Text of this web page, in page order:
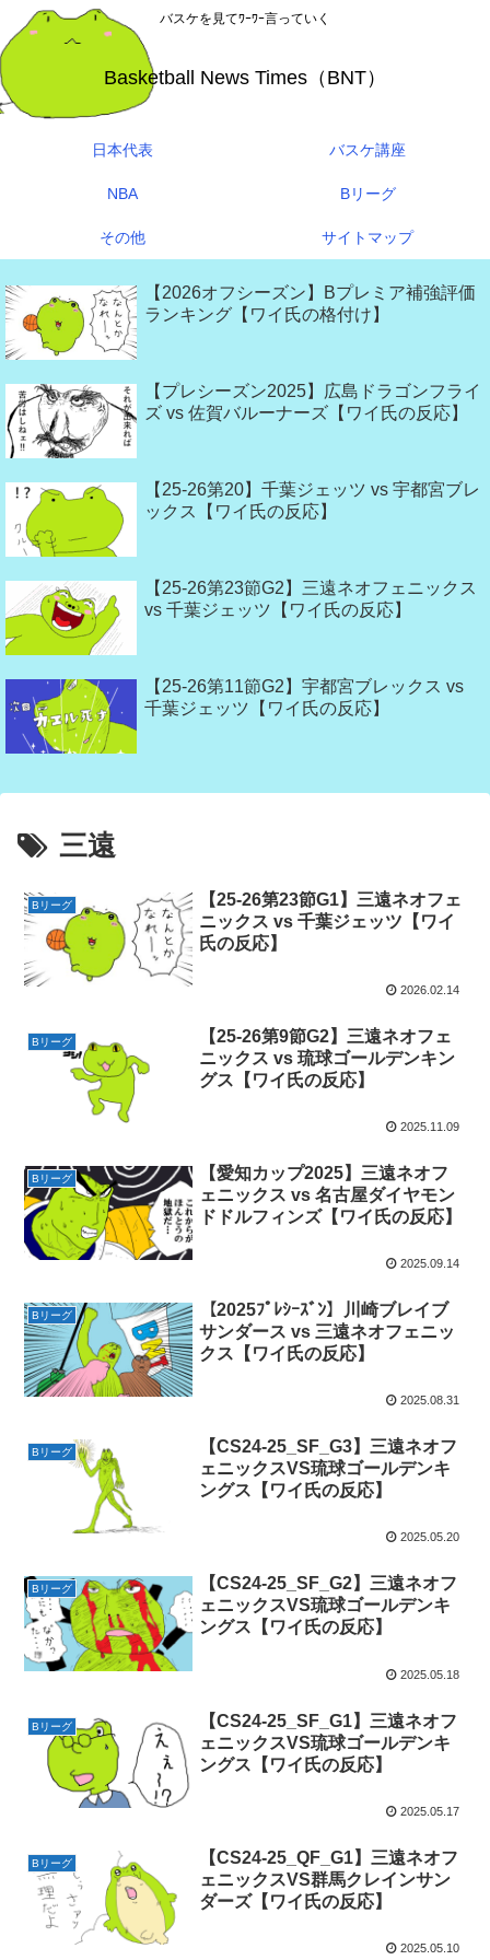
バスケを見てﾜｰﾜｰ言っていく
Basketball News Times（BNT）
日本代表 バスケ講座
NBA Bリーグ
その他 サイトマップ
【2026オフシーズン】Bプレミア補強評価
ランキング【ワイ氏の格付け】
【プレシーズン2025】広島ドラゴンフライ
ズ vs 佐賀バルーナーズ【ワイ氏の反応】
【25-26第20】千葉ジェッツ vs 宇都宮ブレ
ックス【ワイ氏の反応】
【25-26第23節G2】三遠ネオフェニックス
vs 千葉ジェッツ【ワイ氏の反応】
【25-26第11節G2】宇都宮ブレックス vs
千葉ジェッツ【ワイ氏の反応】
三遠
Bリーグ
【25-26第23節G1】三遠ネオフェ
ニックス vs 千葉ジェッツ【ワイ
氏の反応】
2026.02.14
Bリーグ
【25-26第9節G2】三遠ネオフェ
ニックス vs 琉球ゴールデンキン
グス【ワイ氏の反応】
2025.11.09
Bリーグ
【愛知カップ2025】三遠ネオフ
ェニックス vs 名古屋ダイヤモン
ドドルフィンズ【ワイ氏の反応】
2025.09.14
Bリーグ
【2025ﾌﾟﾚｼｰｽﾞﾝ】川崎ブレイブ
サンダース vs 三遠ネオフェニッ
クス【ワイ氏の反応】
2025.08.31
Bリーグ
【CS24-25_SF_G3】三遠ネオフ
ェニックスVS琉球ゴールデンキ
ングス【ワイ氏の反応】
2025.05.20
Bリーグ
【CS24-25_SF_G2】三遠ネオフ
ェニックスVS琉球ゴールデンキ
ングス【ワイ氏の反応】
2025.05.18
Bリーグ
【CS24-25_SF_G1】三遠ネオフ
ェニックスVS琉球ゴールデンキ
ングス【ワイ氏の反応】
2025.05.17
Bリーグ
【CS24-25_QF_G1】三遠ネオフ
ェニックスVS群馬クレインサン
ダーズ【ワイ氏の反応】
2025.05.10